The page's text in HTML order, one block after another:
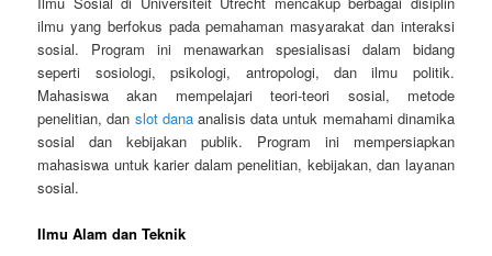
ilmu yang berfokus pada pemahaman masyarakat dan interaksi
sosial. Program ini menawarkan spesialisasi dalam bidang
seperti sosiologi, psikologi, antropologi, dan ilmu politik.
Mahasiswa akan mempelajari teori-teori sosial, metode
penelitian, dan slot danaanalisis data untuk memahami dinamika
sosial dan kebijakan publik. Program ini mempersiapkan
mahasiswa untuk karier dalam penelitian, kebijakan, dan layanan
sosial.
Ilmu Alam dan Teknik